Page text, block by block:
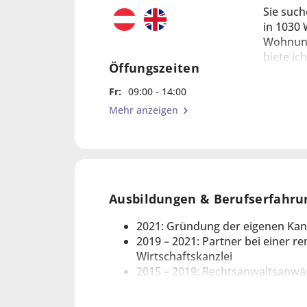
Öffungszeiten
Fr: 09:00 - 14:00
Mehr anzeigen
Sie
in 1030
biete
sind.
Ausbildungen &
2021: Gründung der eigenen
2019 – 2021: Partner bei einer
Wirtschaftskanzlei
2015 – 2019:
Studium der